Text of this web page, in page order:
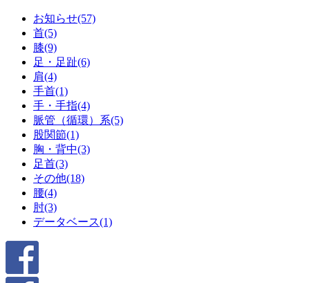
お知らせ(57)
首(5)
膝(9)
足・足趾(6)
肩(4)
手首(1)
手・手指(4)
脈管（循環）系(5)
股関節(1)
胸・背中(3)
足首(3)
その他(18)
腰(4)
肘(3)
データベース(1)